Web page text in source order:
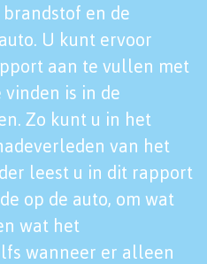
en de
U kunt ervoor
aan te vullen met
is in de
Zo kunt u in het
van het
leest u in dit rapport
op de auto, om wat
wat het
wanneer er alleen